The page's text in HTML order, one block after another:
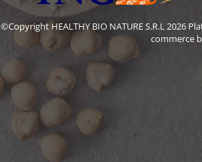
©Copyright HEALTHY BIO NATURE S.R.L 2026
commerce